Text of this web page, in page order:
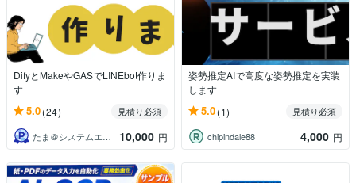
DifyとMakeやGASでLINEbot作りま
す
5.0(24)
見積り必須
たま＠システムエンジニア
10,000 円
姿勢推定AIで高度な姿勢推定を実装
します
5.0(1)
見積り必須
chipindale88
4,000 円